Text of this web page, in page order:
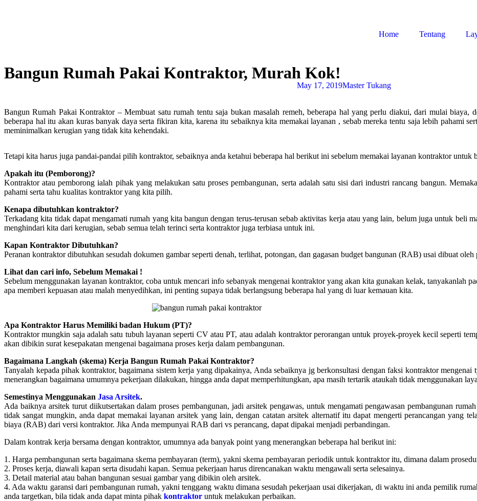
Home Tentang
Bangun Rumah Pakai Kontraktor, Murah Kok!
May 17, 2019Master Tukang
Bangun Rumah Pakai Kontraktor – Membuat satu rumah tentu saja bukan masalah remeh, beberapa hal yang perlu diakui, dari mulai biaya,
beberapa hal itu akan kuras banyak daya serta fikiran kita, karena itu sebaiknya kita memakai layanan , sebab mereka tentu saja lebih pahami
meminimalkan kerugian yang tidak kita kehendaki.
Tetapi kita harus juga pandai-pandai pilih kontraktor, sebaiknya anda ketahui beberapa hal berikut ini sebelum memakai layanan kontraktor untuk
Apakah itu (Pemborong)?
Kontraktor atau pemborong ialah pihak yang melakukan satu proses pembangunan, serta adalah satu sisi dari industri rancang bangun.
pahami serta tahu kualitas kontraktor yang kita pilih.
Kenapa dibutuhkan kontraktor?
Terkadang kita tidak dapat mengamati rumah yang kita bangun dengan terus-terusan sebab aktivitas kerja atau yang lain, belum juga untuk beli
menghindari kita dari kerugian, sebab semua telah terinci serta kontraktor juga terbiasa untuk ini.
Kapan Kontraktor Dibutuhkan?
Peranan kontraktor dibutuhkan sesudah dokumen gambar seperti denah, terlihat, potongan, dan gagasan budget bangunan (RAB) usai dibuat oleh
Lihat dan cari info, Sebelum Memakai !
Sebelum menggunakan layanan kontraktor, coba untuk mencari info sebanyak mengenai kontraktor yang akan kita gunakan kelak, tanyakanlah
apa memberi kepuasan atau malah menyedihkan, ini penting supaya tidak berlangsung beberapa hal yang di luar kemauan kita.
Apa Kontraktor Harus Memiliki badan Hukum (PT)?
Kontraktor mungkin saja adalah satu tubuh layanan seperti CV atau PT, atau adalah kontraktor perorangan untuk proyek-proyek kecil seperti
akan dibikin surat kesepakatan mengenai bagaimana proses kerja dalam pembangunan.
Bagaimana Langkah (skema) Kerja Bangun Rumah Pakai Kontraktor?
Tanyalah kepada pihak kontraktor, bagaimana sistem kerja yang dipakainya, Anda sebaiknya jg berkonsultasi dengan faksi kontraktor
menerangkan bagaimana umumnya pekerjaan dilakukan, hingga anda dapat memperhitungkan, apa masih tertarik ataukah tidak menggunakan
Semestinya Menggunakan Jasa Arsitek.
Ada baiknya arsitek turut diikutsertakan dalam proses pembangunan, jadi arsitek pengawas, untuk mengamati pengawasan pembangunan
tidak sangat mungkin, anda dapat memakai layanan arsitek yang lain, dengan catatan arsitek alternatif itu dapat mengerti perancangan yang
biaya (RAB) dari versi kontraktor. Jika Anda mempunyai RAB dari vs perancang, dapat dipakai menjadi perbandingan.
Dalam kontrak kerja bersama dengan kontraktor, umumnya ada banyak point yang menerangkan beberapa hal berikut ini:
1. Harga pembangunan serta bagaimana skema pembayaran (term), yakni skema pembayaran periodik untuk kontraktor itu, dimana dalam
2. Proses kerja, diawali kapan serta disudahi kapan. Semua pekerjaan harus direncanakan waktu mengawali serta selesainya.
3. Detail material atau bahan bangunan sesuai gambar yang dibikin oleh arsitek.
4. Ada waktu garansi dari pembangunan rumah, yakni tenggang waktu dimana sesudah pekerjaan usai dikerjakan, di waktu ini anda pemilik
anda targetkan, bila tidak anda dapat minta pihak kontraktor untuk melakukan perbaikan.